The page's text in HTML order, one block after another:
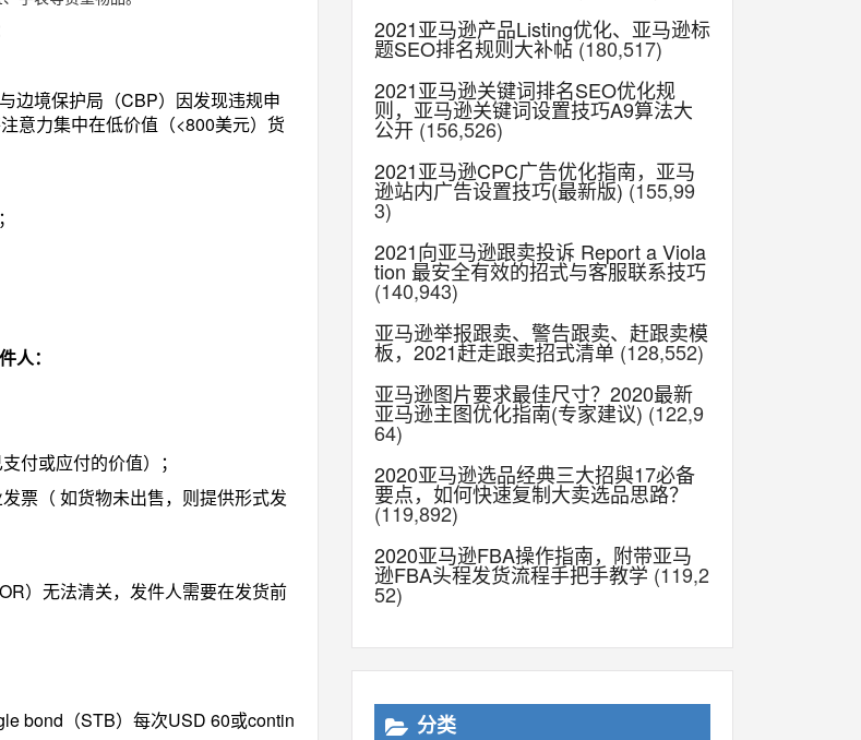
边境保护局（CBP）因发现违规申
意力集中在低价值（<800美元）货
人：
付或应付的价值）；
票（ 如货物未出售，则提供形式发
）无法清关，发件人需要在发货前
bond（STB）每次USD 60或contin
2021亚马逊产品Listing优化、亚马逊标
题SEO排名规则大补帖(180,517)
2021亚马逊关键词排名SEO优化规
则，亚马逊关键词设置技巧A9算法大
公开 (156,526)
2021亚马逊CPC广告优化指南，亚马
逊站内广告设置技巧(最新版) (155,99
3)
2021向亚马逊跟卖投诉 Report a Viola
tion 最安全有效的招式与客服联系技巧
(140,943)
亚马逊举报跟卖、警告跟卖、赶跟卖模
板，2021赶走跟卖招式清单 (128,552)
亚马逊图片要求最佳尺寸？2020最新
亚马逊主图优化指南(专家建议) (122,9
64)
2020亚马逊选品经典三大招與17必备
要点，如何快速复制大卖选品思路？
(119,892)
2020亚马逊FBA操作指南，附带亚马
逊FBA头程发货流程手把手教学 (119,2
52)
分类